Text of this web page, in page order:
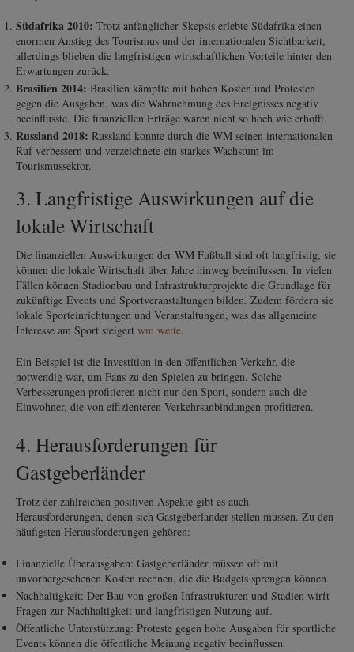
Südafrika 2010: Trotz anfänglicher Skepsis erlebte Südafrika einen
enormen Anstieg des Tourismus und der internationalen Sichtbarkeit,
allerdings blieben die langfristigen wirtschaftlichen Vorteile hinter den
Erwartungen zurück.
Brasilien 2014: Brasilien kämpfte mit hohen Kosten und Protesten
gegen die Ausgaben, was die Wahrnehmung des Ereignisses negativ
beeinflusste. Die finanziellen Erträge waren nicht so hoch wie erhofft.
Russland 2018: Russland konnte durch die WM seinen internationalen
Ruf verbessern und verzeichnete ein starkes Wachstum im
Tourismussektor.
3. Langfristige Auswirkungen auf die
lokale Wirtschaft
Die finanziellen Auswirkungen der WM Fußball sind oft langfristig, sie
können die lokale Wirtschaft über Jahre hinweg beeinflussen. In vielen
Fällen können Stadionbau und Infrastrukturprojekte die Grundlage für
zukünftige Events und Sportveranstaltungen bilden. Zudem fördern sie
lokale Sporteinrichtungen und Veranstaltungen, was das allgemeine
Interesse am Sport steigert wm wette.
Ein Beispiel ist die Investition in den öffentlichen Verkehr, die
notwendig war, um Fans zu den Spielen zu bringen. Solche
Verbesserungen profitieren nicht nur den Sport, sondern auch die
Einwohner, die von effizienteren Verkehrsanbindungen profitieren.
4. Herausforderungen für
Gastgeberländer
Trotz der zahlreichen positiven Aspekte gibt es auch
Herausforderungen, denen sich Gastgeberländer stellen müssen. Zu den
häufigsten Herausforderungen gehören:
Finanzielle Überausgaben: Gastgeberländer müssen oft mit
unvorhergesehenen Kosten rechnen, die die Budgets sprengen können.
Nachhaltigkeit: Der Bau von großen Infrastrukturen und Stadien wirft
Fragen zur Nachhaltigkeit und langfristigen Nutzung auf.
Öffentliche Unterstützung: Proteste gegen hohe Ausgaben für sportliche
Events können die öffentliche Meinung negativ beeinflussen.